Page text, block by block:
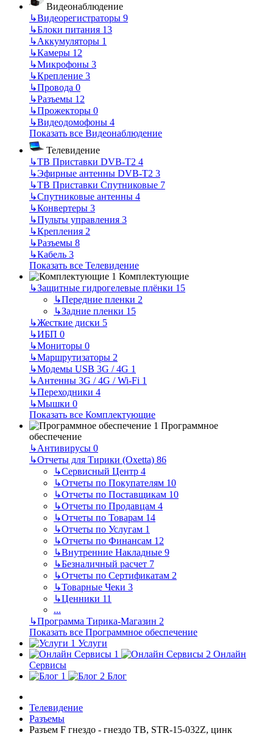
Видеонаблюдение
↳Видеорегистраторы 9
↳Блоки питания 13
↳Аккумуляторы 1
↳Камеры 12
↳Микрофоны 3
↳Крепление 3
↳Провода 0
↳Разъемы 12
↳Прожекторы 0
↳Видеодомофоны 4
Показать все Видеонаблюдение
Телевидение
↳ТВ Приставки DVB-T2 4
↳Эфирные антенны DVB-T2 3
↳ТВ Приставки Спутниковые 7
↳Спутниковые антенны 4
↳Конвертеры 3
↳Пульты управления 3
↳Крепления 2
↳Разъемы 8
↳Кабель 3
Показать все Телевидение
Комплектующие
↳Защитные гидрогелевые плёнки 15
↳Передние пленки 2
↳Задние пленки 15
↳Жесткие диски 5
↳ИБП 0
↳Мониторы 0
↳Маршрутизаторы 2
↳Модемы USB 3G / 4G 1
↳Антенны 3G / 4G / Wi-Fi 1
↳Переходники 4
↳Мышки 0
Показать все Комплектующие
Программное
обеспечение
↳Антивирусы 0
↳Отчеты для Тирики (Oxetta) 86
↳Сервисный Центр 4
↳Отчеты по Покупателям 10
↳Отчеты по Поставщикам 10
↳Отчеты по Продавцам 4
↳Отчеты по Товарам 14
↳Отчеты по Услугам 1
↳Отчеты по Финансам 12
↳Внутренние Накладные 9
↳Безналичный расчет 7
↳Отчеты по Сертификатам 2
↳Товарные Чеки 3
↳Ценники 11
...
↳Программа Тирика-Магазин 2
Показать все Программное обеспечение
Услуги
Онлайн
Сервисы
Блог
Телевидение
Разъемы
Разъем F гнездо - гнездо ТВ, STR-15-032Z, цинк